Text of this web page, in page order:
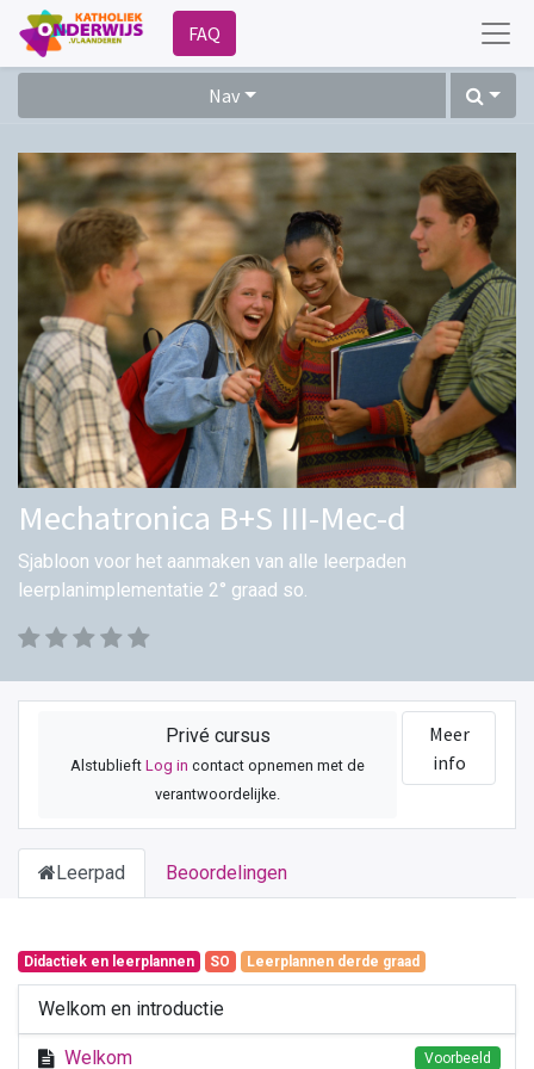
FAQ
Nav
Mechatronica B+S III-Mec-d
Sjabloon voor het aanmaken van alle leerpaden
leerplanimplementatie 2° graad so.
Privé cursus
AlstublieftLog in contact opnemen met de
verantwoordelijke.
Meer
info
Leerpad Beoordelingen
Didactiek en leerplannen SO Leerplannen derde graad
Welkom en introductie
Welkom Voorbeeld